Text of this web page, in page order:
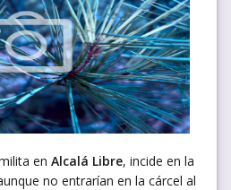
en Alcalá Libre, incide en la
no entrarían en la cárcel al